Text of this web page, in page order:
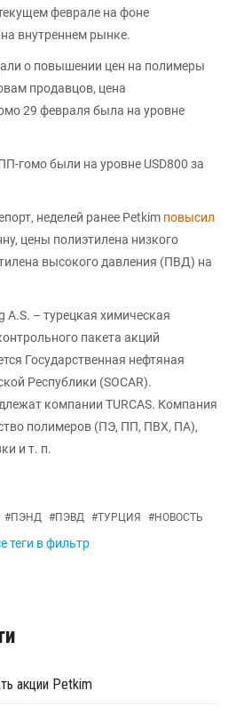
феврале на фоне
внутреннем рынке.
о повышении цен на полимеры
продавцов, цена
29 февраля была на уровне
гомо были на уровне USD800 за
неделей ранее Petkim повысил
цены полиэтилена низкого
высокого давления (ПВД) на
A.S. – турецкая химическая
пакета акций
Государственная нефтяная
Республики (SOCAR).
компании TURCAS. Компания
полимеров (ПЭ, ПП, ПВХ, ПА),
и т. п.
#ПЭНД #ПЭВД #ТУРЦИЯ #НОВОСТЬ
теги в фильтр
акции Petkim